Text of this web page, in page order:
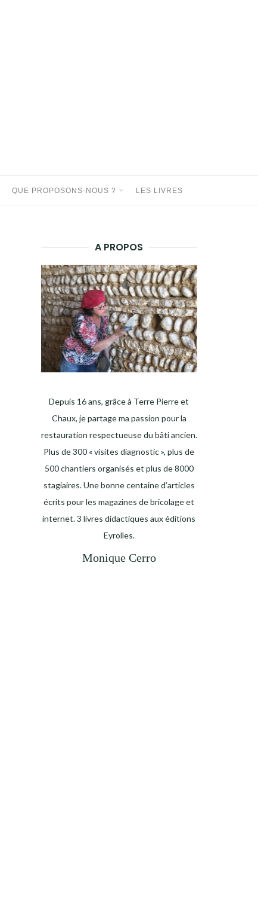
QUE PROPOSONS-NOUS ? LES LIVRES
A PROPOS
Depuis 16 ans, grâce à Terre Pierre et
Chaux, je partage ma passion pour la
restauration respectueuse du bâti ancien.
Plus de 300 « visites diagnostic », plus de
500 chantiers organisés et plus de 8000
stagiaires. Une bonne centaine d’articles
écrits pour les magazines de bricolage et
internet. 3 livres didactiques aux éditions
Eyrolles.
Monique Cerro